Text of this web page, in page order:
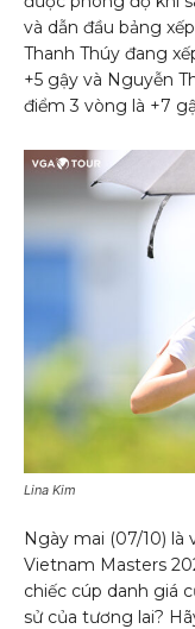
và dẫn đầu bảng
Thanh Thúy đang
+5 gậy và Nguyễn
điểm 3 vòng là +7
Lina Kim
Ngày mai (07/10)
Vietnam Masters
chiếc cúp danh giá
sử của tương lai?